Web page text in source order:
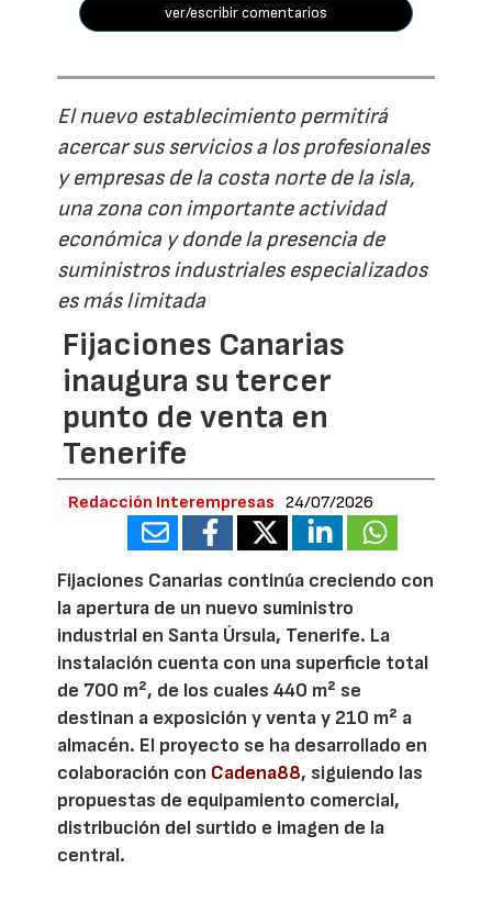
ver/escribir comentarios
El nuevo establecimiento permitirá
acercar sus servicios a los profesionales
y empresas de la costa norte de la isla,
una zona con importante actividad
económica y donde la presencia de
suministros industriales especializados
es más limitada
Fijaciones Canarias
inaugura su tercer
punto de venta en
Tenerife
Redacción Interempresas 24/07/2026
Fijaciones Canarias continúa creciendo con
la apertura de un nuevo suministro
industrial en Santa Úrsula, Tenerife. La
instalación cuenta con una superficie total
de 700 m², de los cuales 440 m² se
destinan a exposición y venta y 210 m² a
almacén. El proyecto se ha desarrollado en
colaboración con Cadena88, siguiendo las
propuestas de equipamiento comercial,
distribución del surtido e imagen de la
central.